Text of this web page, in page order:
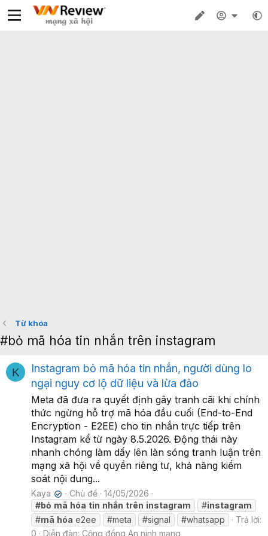
Từ khóa
#bỏ mã hóa tin nhắn trên instagram
K
Instagram bỏ mã hóa tin nhắn, người dùng lo
ngại nguy cơ lộ dữ liệu và lừa đảo
Meta đã đưa ra quyết định gây tranh cãi khi chính
thức ngừng hỗ trợ mã hóa đầu cuối (End-to-End
Encryption - E2EE) cho tin nhắn trực tiếp trên
Instagram kể từ ngày 8.5.2026. Động thái này
nhanh chóng làm dấy lên làn sóng tranh luận trên
mạng xã hội về quyền riêng tư, khả năng kiểm
soát nội dung...
Kaya ✔ Chủ đề
14/05/2026
#bỏ mã hóa tin nhắn trên instagram #instagram
#mã hóa e2ee #meta #signal #whatsapp
Trả lời:
0
Diễn đàn: Cộng đồng An ninh mạng